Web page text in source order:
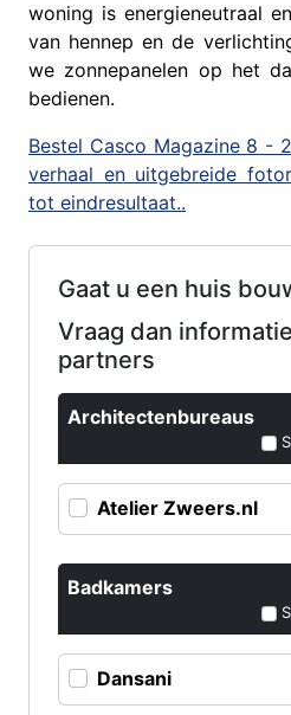
woning is energieneutraal
van hennep en de
we zonnepanelen op het
bedienen.
Bestel Casco Magazine 8 -
verhaal en uitgebreide
tot eindresultaat..
Gaat u een huis
Vraag dan
partners
Architectenbureaus
Atelier Zweers.nl
Badkamers
Dansani